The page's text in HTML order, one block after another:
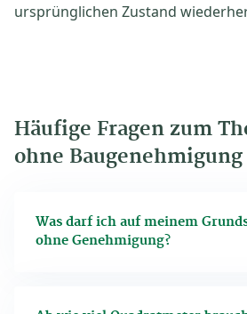
ursprünglichen Zustand
Häufige Fragen zum
ohne Baugenehmigung
Was darf ich auf meinem
ohne Genehmigung?